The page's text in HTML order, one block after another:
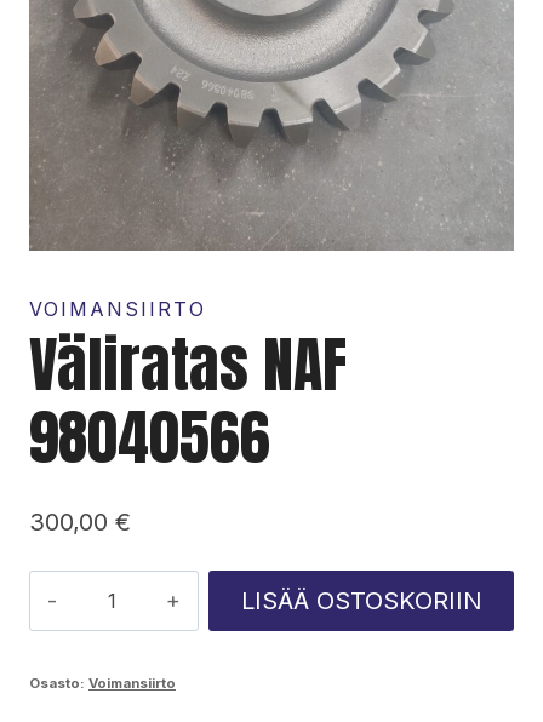
VOIMANSIIRTO
Väliratas NAF
98040566
300,00 €
NAF
LISÄÄ OSTOSKORIIN
Osasto: Voimansiirto